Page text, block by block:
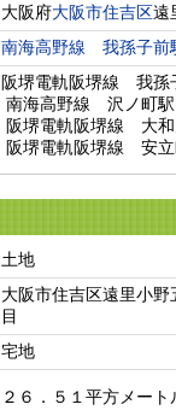
大阪府大阪市住吉区遠
南海高野線 我孫子前
阪堺電軌阪堺線　我
阪堺電軌阪堺線　安
土地
大阪市住吉区遠里小野
目
宅地
２６．５１平方メート